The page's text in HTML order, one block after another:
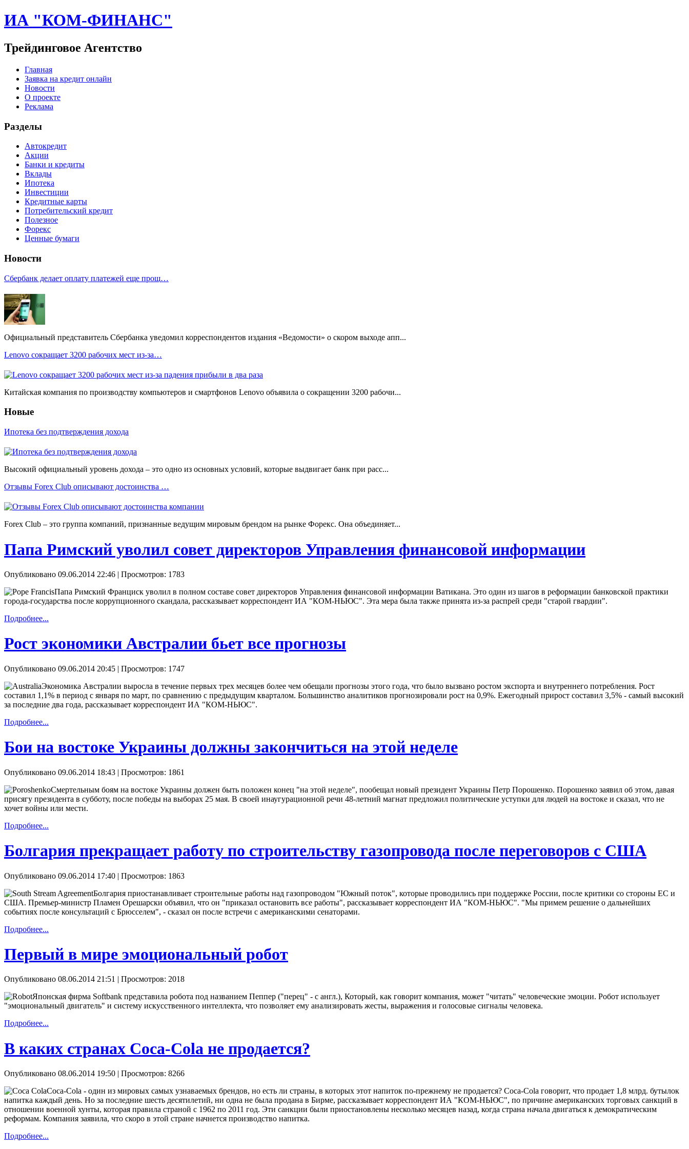
ИА "КОМ-ФИНАНС"
Трейдинговое Агентство
Главная
Заявка на кредит онлайн
Новости
О проекте
Реклама
Разделы
Автокредит
Акции
Банки и кредиты
Вклады
Ипотека
Инвестиции
Кредитные карты
Потребительский кредит
Полезное
Форекс
Ценные бумаги
Новости
Сбербанк делает оплату платежей еще прощ…
Официальный представитель Сбербанка уведомил корреспондентов издания «Ведомости» о скором выходе апп...
Lenovo сокращает 3200 рабочих мест из-за…
Китайская компания по производству компьютеров и смартфонов Lenovo объявила о сокращении 3200 рабочи...
Новые
Ипотека без подтверждения дохода
Высокий официальный уровень дохода – это одно из основных условий, которые выдвигает банк при расс...
Отзывы Forex Сlub описывают достоинства …
Forex Сlub – это группа компаний, признанные ведущим мировым брендом на рынке Форекс. Она объединяет...
Папа Римский уволил совет директоров Управления финансовой информации
Опубликовано 09.06.2014 22:46 | Просмотров: 1783
Папа Римский Франциск уволил в полном составе совет директоров Управления финансовой информации Ватикана. Это один из шагов в реформации банковской практики
города-государства после коррупционного скандала, рассказывает корреспондент ИА "КОМ-НЬЮС". Эта мера была также принята из-за распрей среди "старой гвардии".
Подробнее...
Рост экономики Австралии бьет все прогнозы
Опубликовано 09.06.2014 20:45 | Просмотров: 1747
Экономика Австралии выросла в течение первых трех месяцев более чем обещали прогнозы этого года, что было вызвано ростом экспорта и внутреннего потребления. Рост
составил 1,1% в период с января по март, по сравнению с предыдущим кварталом. Большинство аналитиков прогнозировали рост на 0,9%. Ежегодный прирост составил 3,5% - самый высокий
за последние два года, рассказывает корреспондент ИА "КОМ-НЬЮС".
Подробнее...
Бои на востоке Украины должны закончиться на этой неделе
Опубликовано 09.06.2014 18:43 | Просмотров: 1861
Смертельным боям на востоке Украины должен быть положен конец "на этой неделе", пообещал новый президент Украины Петр Порошенко. Порошенко заявил об этом, давая
присягу президента в субботу, после победы на выборах 25 мая. В своей инаугурационной речи 48-летний магнат предложил политические уступки для людей на востоке и сказал, что не
хочет войны или мести.
Подробнее...
Болгария прекращает работу по строительству газопровода после переговоров с США
Опубликовано 09.06.2014 17:40 | Просмотров: 1863
Болгария приостанавливает строительные работы над газопроводом "Южный поток", которые проводились при поддержке России, после критики со стороны ЕС и
США. Премьер-министр Пламен Орешарски объявил, что он "приказал остановить все работы", рассказывает корреспондент ИА "КОМ-НЬЮС". "Мы примем решение о дальнейших
событиях после консультаций с Брюсселем", - сказал он после встречи с американскими сенаторами.
Подробнее...
Первый в мире эмоциональный робот
Опубликовано 08.06.2014 21:51 | Просмотров: 2018
Японская фирма Softbank представила робота под названием Пеппер ("перец" - с англ.), Который, как говорит компания, может "читать" человеческие эмоции. Робот использует
"эмоциональный двигатель" и систему искусственного интеллекта, что позволяет ему анализировать жесты, выражения и голосовые сигналы человека.
Подробнее...
В каких странах Coca-Cola не продается?
Опубликовано 08.06.2014 19:50 | Просмотров: 8266
Coca-Cola - один из мировых самых узнаваемых брендов, но есть ли страны, в которых этот напиток по-прежнему не продается? Coca-Cola говорит, что продает 1,8 млрд. бутылок
напитка каждый день. Но за последние шесть десятилетий, ни одна не была продана в Бирме, рассказывает корреспондент ИА "КОМ-НЬЮС", по причине американских торговых санкций в
отношении военной хунты, которая правила страной с 1962 по 2011 год. Эти санкции были приостановлены несколько месяцев назад, когда страна начала двигаться к демократическим
реформам. Компания заявила, что скоро в этой стране начнется производство напитка.
Подробнее...